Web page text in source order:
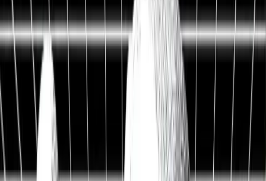
Live Workshop
TERMINAL + APIKostenlos